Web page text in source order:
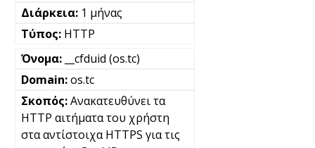
1 μήνας
HTTP
__cfduid (os.tc)
os.tc
Ανακατευθύνει τα
HTTP αιτήματα του χρήστη
στα αντίστοιχα HTTPS για τις